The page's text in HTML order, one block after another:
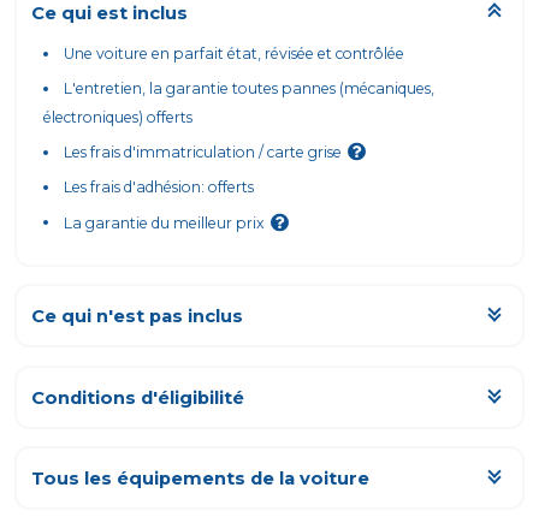
Ce qui est inclus
Une voiture en parfait état, révisée et contrôlée
L'entretien, la garantie toutes pannes (mécaniques,
électroniques) offerts
Les frais d'immatriculation / carte grise
Les frais d'adhésion: offerts
La garantie du meilleur prix
Ce qui n'est pas inclus
L'assurance, obligatoirement tous risques
Les frais de livraison et de retour - cf. conditions générales
Conditions d'éligibilité
Tous les équipements de la voiture